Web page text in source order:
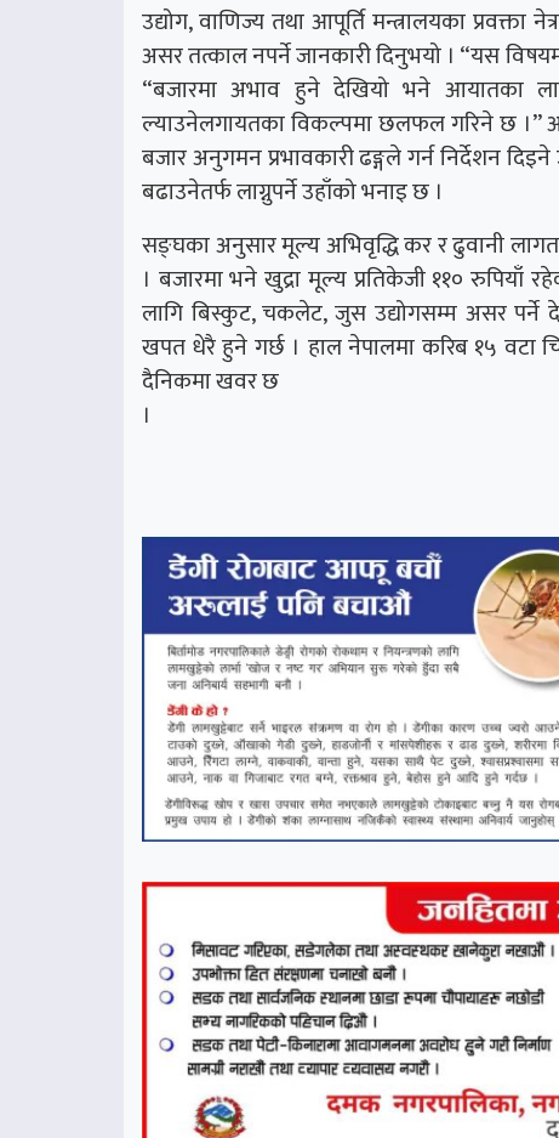
उद्योग, वाणिज्य तथा आपूर्ति मन्त्रालयका प्रवक्ता
असर तत्काल नपर्ने जानकारी दिनुभयो । “यस
“बजारमा अभाव हुने देखियो भने आयातका
ल्याउनेलगायतका विकल्पमा छलफल गरिने छ ।”
बजार अनुगमन प्रभावकारी ढङ्गले गर्न निर्देशन
बढाउनेतर्फ लाग्नुपर्ने उहाँको भनाइ छ ।
सङ्घका अनुसार मूल्य अभिवृद्धि कर र ढुवानी
। बजारमा भने खुद्रा मूल्य प्रतिकेजी ११० रुपियाँ
लागि बिस्कुट, चकलेट, जुस उद्योगसम्म असर पर्ने
खपत धेरै हुने गर्छ । हाल नेपालमा करिब १५ वटा
दैनिकमा खवर छ
।